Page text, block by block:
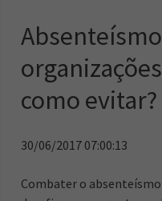
como
30/06/2017 07:00:13
Combater o